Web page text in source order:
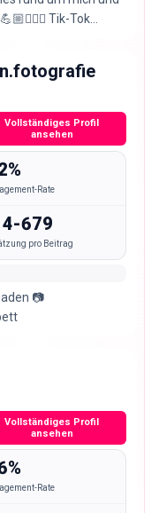
Tik-Tok
Vollständiges Profil
ansehen
Rate
679
pro Beitrag
📷
Vollständiges Profil
ansehen
Rate